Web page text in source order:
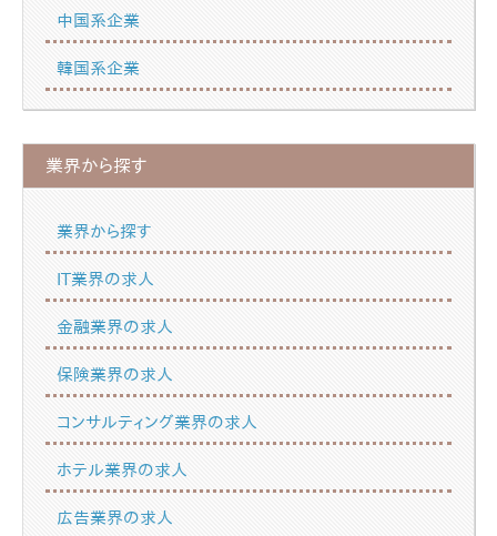
中国系企業
韓国系企業
業界から探す
業界から探す
IT業界の求人
金融業界の求人
保険業界の求人
コンサルティング業界の求人
ホテル業界の求人
広告業界の求人